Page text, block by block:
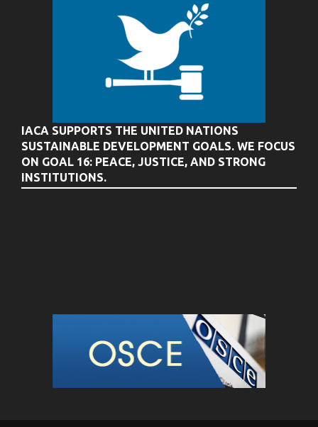
IACA SUPPORTS THE UNITED NATIONS
SUSTAINABLE DEVELOPMENT GOALS. WE FOCUS
ON GOAL 16: PEACE, JUSTICE, AND STRONG
INSTITUTIONS.